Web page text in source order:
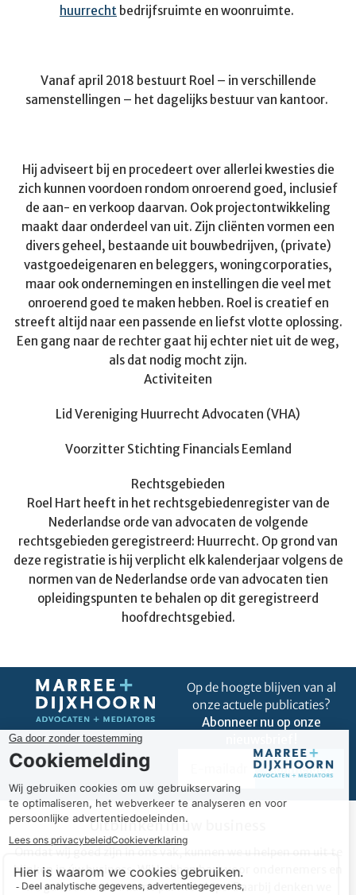
huurrecht bedrijfsruimte en woonruimte.
Vanaf april 2018 bestuurt Roel – in verschillende
samenstellingen – het dagelijks bestuur van kantoor.
Hij adviseert bij en procedeert over allerlei kwesties die
zich kunnen voordoen rondom onroerend goed, inclusief
de aan- en verkoop daarvan. Ook projectontwikkeling
maakt daar onderdeel van uit. Zijn cliënten vormen een
divers geheel, bestaande uit bouwbedrijven, (private)
vastgoedeigenaren en beleggers, woningcorporaties,
maar ook ondernemingen en instellingen die veel met
onroerend goed te maken hebben. Roel is creatief en
streeft altijd naar een passende en liefst vlotte oplossing.
Een gang naar de rechter gaat hij echter niet uit de weg,
als dat nodig mocht zijn.
Activiteiten
Lid Vereniging Huurrecht Advocaten (VHA)
Voorzitter Stichting Financials Eemland
Rechtsgebieden
Roel Hart heeft in het rechtsgebiedenregister van de
Nederlandse orde van advocaten de volgende
rechtsgebieden geregistreerd: Huurrecht. Op grond van
deze registratie is hij verplicht elk kalenderjaar volgens de
normen van de Nederlandse orde van advocaten tien
opleidingspunten te behalen op dit geregistreerd
hoofdrechtsgebied.
Op de hoogte blijven van al
onze actuele publicaties?
Abonneer nu op onze
Uitblinken in úw business
blinken in úw business. Wij hebben hart voor ondernemers en
we geloven in duurzame partnerships. Daarbij denken we